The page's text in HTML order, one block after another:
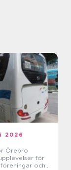
2026
Örebro
för
och